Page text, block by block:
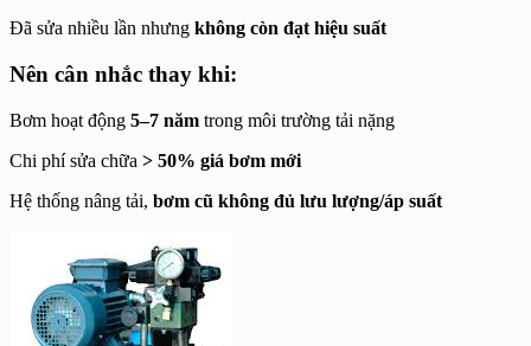
Đã sửa nhiều lần nhưng không còn đạt hiệu suất
Nên cân nhắc thay khi:
Bơm hoạt động 5–7 năm trong môi trường tải nặng
Chi phí sửa chữa > 50% giá bơm mới
Hệ thống nâng tải, bơm cũ không đủ lưu lượng/áp suất